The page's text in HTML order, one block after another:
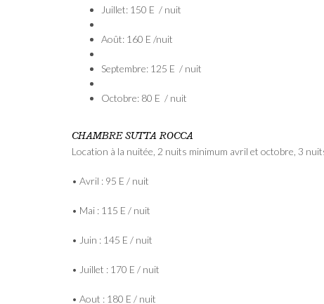
Juillet: 150 E / nuit
Août: 160 E /nuit
Septembre: 125 E / nuit
Octobre: 80 E / nuit
CHAMBRE SUTTA ROCCA
Location à la nuitée, 2 nuits minimum avril et octobre, 3
• Avril : 95 E / nuit
• Mai : 115 E / nuit
• Juin : 145 E / nuit
• Juillet : 170 E / nuit
• Aout : 180 E / nuit